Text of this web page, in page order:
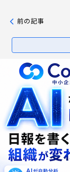
前の記事